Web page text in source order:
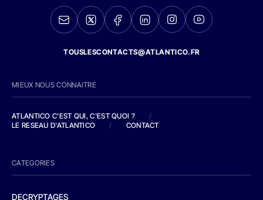
TOUSLESCONTACTS@ATLANTICO.FR
MIEUX NOUS CONNAITRE
ATLANTICO C'EST QUI, C'EST QUOI ?
/
LE RESEAU D'ATLANTICO
/ CONTACT
CATEGORIES
DECRYPTAGES